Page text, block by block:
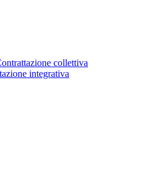
collettiva
integrativa